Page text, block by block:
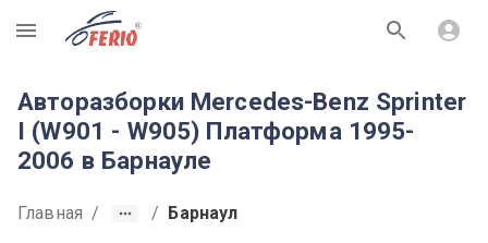
R
Авторазборки Mercedes-Benz Sprinter
I (W901 - W905) Платформа 1995-
2006 в Барнауле
Главная / / Барнаул